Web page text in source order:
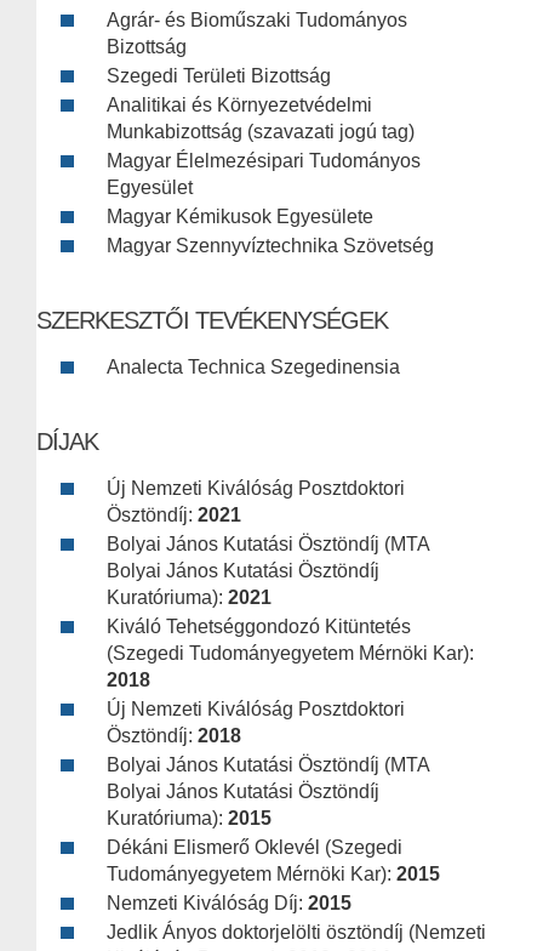
Agrár- és Bioműszaki Tudományos
Bizottság
Szegedi Területi Bizottság
Analitikai és Környezetvédelmi
Munkabizottság (szavazati jogú tag)
Magyar Élelmezésipari Tudományos
Egyesület
Magyar Kémikusok Egyesülete
Magyar Szennyvíztechnika Szövetség
SZERKESZTŐI TEVÉKENYSÉGEK
Analecta Technica Szegedinensia
DÍJAK
Új Nemzeti Kiválóság Posztdoktori
Ösztöndíj: 2021
Bolyai János Kutatási Ösztöndíj (MTA
Bolyai János Kutatási Ösztöndíj
Kuratóriuma): 2021
Kiváló Tehetséggondozó Kitüntetés
(Szegedi Tudományegyetem Mérnöki Kar):
2018
Új Nemzeti Kiválóság Posztdoktori
Ösztöndíj: 2018
Bolyai János Kutatási Ösztöndíj (MTA
Bolyai János Kutatási Ösztöndíj
Kuratóriuma): 2015
Dékáni Elismerő Oklevél (Szegedi
Tudományegyetem Mérnöki Kar): 2015
Nemzeti Kiválóság Díj: 2015
Jedlik Ányos doktorjelölti ösztöndíj (Nemzeti